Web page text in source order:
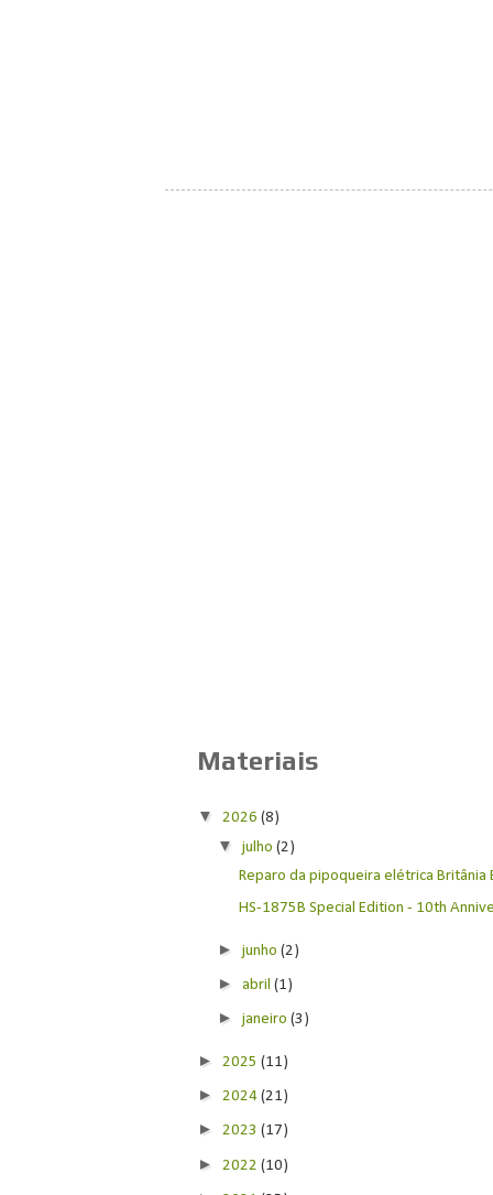
Materiais
▼ 2026(8)
▼julho(2)
Reparo da pipoqueira elétrica Britânia
HS-1875B Special Edition - 10th
►junho(2)
►abril(1)
►janeiro(3)
► 2025(11)
► 2024(21)
► 2023(17)
► 2022(10)